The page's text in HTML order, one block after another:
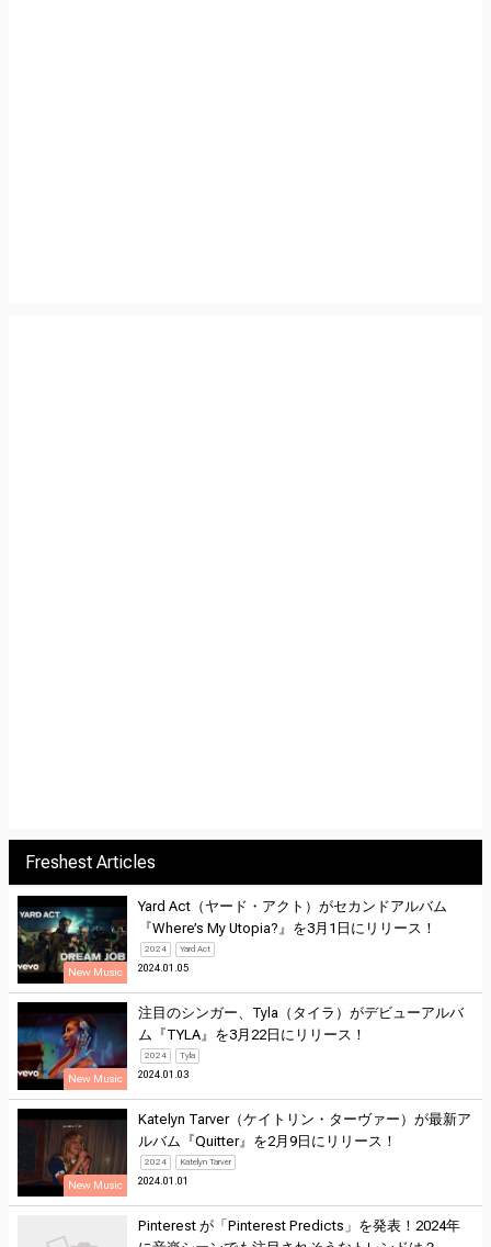
Freshest Articles
New Music
Yard Act（ヤード・アクト）がセカンドアルバム
『Where’s My Utopia?』を3月1日にリリース！
2024 Yard Act
2024.01.05
New Music
注目のシンガー、Tyla（タイラ）がデビューアルバ
ム『TYLA』を3月22日にリリース！
2024 Tyla
2024.01.03
New Music
Katelyn Tarver（ケイトリン・ターヴァー）が最新ア
ルバム『Quitter』を2月9日にリリース！
2024 Katelyn Tarver
2024.01.01
Pinterest が「Pinterest Predicts」を発表！2024年